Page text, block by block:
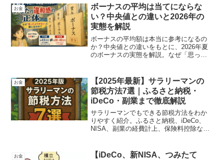
あるかもしれませんが、残った方にも生
活があります。収入の柱が少しでも補え
るよう、制度を活用してみましょう。
お金
ボーナスの平均は当てにならな
い？中央値との違いと2026年の
実態を解説
ボーナスの平均額は本当に参考になるの
か？中央値との違いをもとに、2026年夏
のボーナスの実態を解説。なぜ「思った
お金
【2025年最新】サラリーマンの
節税方法7選｜ふるさと納税・
iDeCo・副業まで徹底解説
サラリーマンでもできる節税方法をわか
りやすく紹介。ふるさと納税、iDeCo、
NISA、副業の経費計上、保険料控除な
お金
【iDeCo、新NISA、つみたて